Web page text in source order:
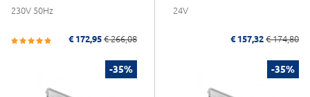
230V 50Hz
€ 172,95 € 266,08
24V
€ 157,32 € 174,80
-35% -35%